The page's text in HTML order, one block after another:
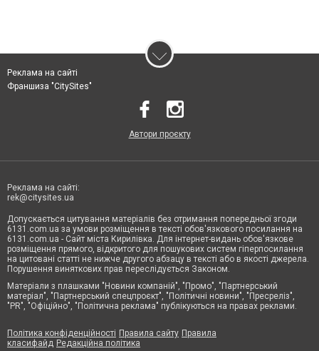
Реклама на сайті
Франшиза "CitySites"
Автори проєкту
Реклама на сайті:
rek@citysites.ua
Допускається цитування матеріалів без отримання попередньої згоди
6131.com.ua за умови розміщення в тексті обов'язкового посилання на
6131.com.ua - Сайт міста Кирилівка. Для інтернет-видань обов'язкове
розміщення прямого, відкритого для пошукових систем гіперпосилання
на цитовані статті не нижче другого абзацу в тексті або в якості джерела.
Порушення виняткових прав переслідується Законом.
Матеріали з плашками "Новини компаній", "Промо", "Партнерський
матеріал", "Партнерський спецпроєкт", "Політичні новини", "Пресреліз",
"PR", "Офіційно", "Політична реклама" публікуються на правах реклами.
Політика конфіденційності Правила сайту Правила
класифайд Редакційна політика